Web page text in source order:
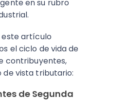
en su rubro
este artículo
el ciclo de vida de
contribuyentes,
de vista tributario:
de Segunda